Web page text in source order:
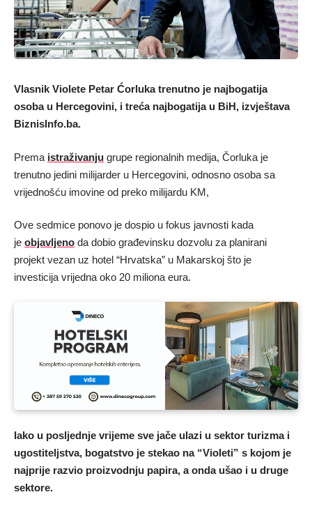
Vlasnik Violete Petar Ćorluka trenutno je najbogatija
osoba u Hercegovini, i treća najbogatija u BiH, izvještava
BiznisInfo.ba.
Prema istraživanju grupe regionalnih medija, Čorluka je
trenutno jedini milijarder u Hercegovini, odnosno osoba sa
vrijednošću imovine od preko milijardu KM,
Ove sedmice ponovo je dospio u fokus javnosti kada
je objavljeno da dobio građevinsku dozvolu za planirani
projekt vezan uz hotel “Hrvatska” u Makarskoj što je
investicija vrijedna oko 20 miliona eura.
Iako u posljednje vrijeme sve jače ulazi u sektor turizma i
ugostiteljstva, bogatstvo je stekao na “Violeti” s kojom je
najprije razvio proizvodnju papira, a onda ušao i u druge
sektore.